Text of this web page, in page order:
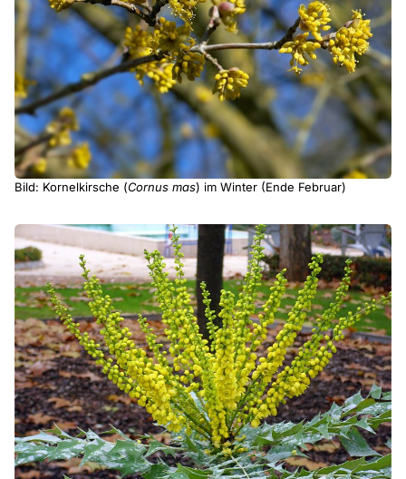
Bild: Kornelkirsche (Cornus mas) im Winter (Ende Februar)